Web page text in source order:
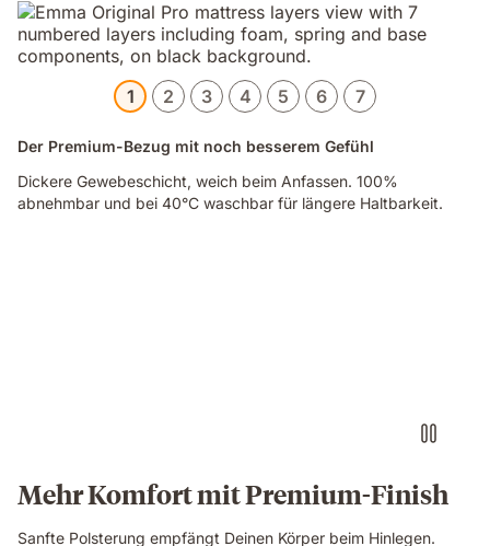
1 2 3 4 5 6 7
Der Premium-Bezug mit noch besserem Gefühl
Dickere Gewebeschicht, weich beim Anfassen. 100%
abnehmbar und bei 40°C waschbar für längere Haltbarkeit.
Pro
Mehr Komfort mit Premium-Finish
Sanfte Polsterung empfängt Deinen Körper beim Hinlegen.